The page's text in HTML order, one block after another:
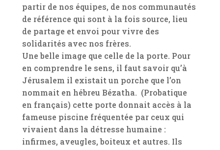
partir de nos équipes, de nos communautés
de référence qui sont à la fois source, lieu
de partage et envoi pour vivre des
solidarités avec nos frères.
Une belle image que celle de la porte. Pour
en comprendre le sens, il faut savoir qu’à
Jérusalem il existait un porche que l’on
nommait en hébreu Bézatha. (Probatique
en français) cette porte donnait accès à la
fameuse piscine fréquentée par ceux qui
vivaient dans la détresse humaine :
infirmes, aveugles, boiteux et autres. Ils